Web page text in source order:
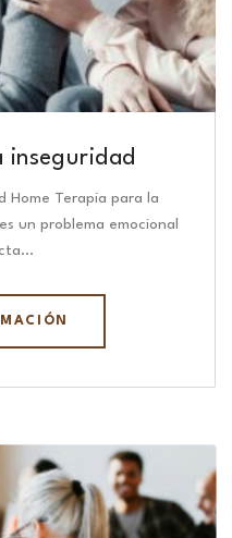
inseguridad
Home Terapia para la
un problema emocional